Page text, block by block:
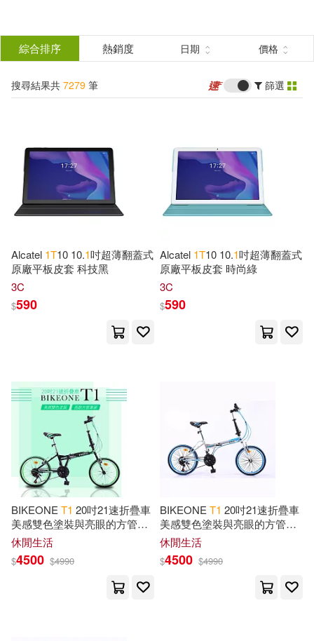
結
分類 (單選)
所有商品(7279) 圖書(2431)
服飾(94)
3C(2058) 家電(149)
設計文具(39) 日用清潔(6)
餐廚生活(14)
寵物生活(5)
作者
Publishing(559)
Jeryx(112)
Notebooks(48)
Hobbies(34)
Journals(33) New Life(24)
Silva(23) Lovers(21)
Smitten(20) XIM(20)
出版社 (可複選)
Ingram(2217)
SONY MUSIC(405)
Universal(394)
得利影視(390)
(可複選)
綜合排序 熱銷度 日期 價格
搜尋結果共 7279 筆 篩選
Alcatel 1T10 10.1吋超薄翻蓋式
原廠平板皮套 科技黑
3C
$590
Alcatel 1T10 10.1吋超薄翻蓋式
原廠平板皮套 時尚綠
3C
$590
BIKEONE T1 20吋21速折疊車
美感雙色塗裝與亮眼的方管車
架設計剛性Q度顏值都剛好小
型佳作通勤工具 黑綠
休閒生活
$4500 $4990
BIKEONE T1 20吋21速折疊車
美感雙色塗裝與亮眼的方管車
架設計剛性Q度顏值都剛好小
型佳作通勤工具 銀色
休閒生活
$4500 $4990